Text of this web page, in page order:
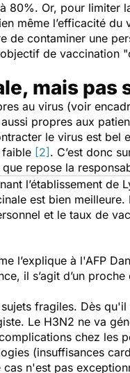
80%. Or, pour limiter
même l’efficacité
contaminer une
de vaccination
mais pas
au virus (voir
propres aux
le virus est bel
faible [2] . C’est donc
repose la
l’établissement de
est bien
et le taux de
l’explique à l'AFP
il s’agit d’un
fragiles. Dès
Le H3N2 ne va
chez les
(insuffisances
n'est pas